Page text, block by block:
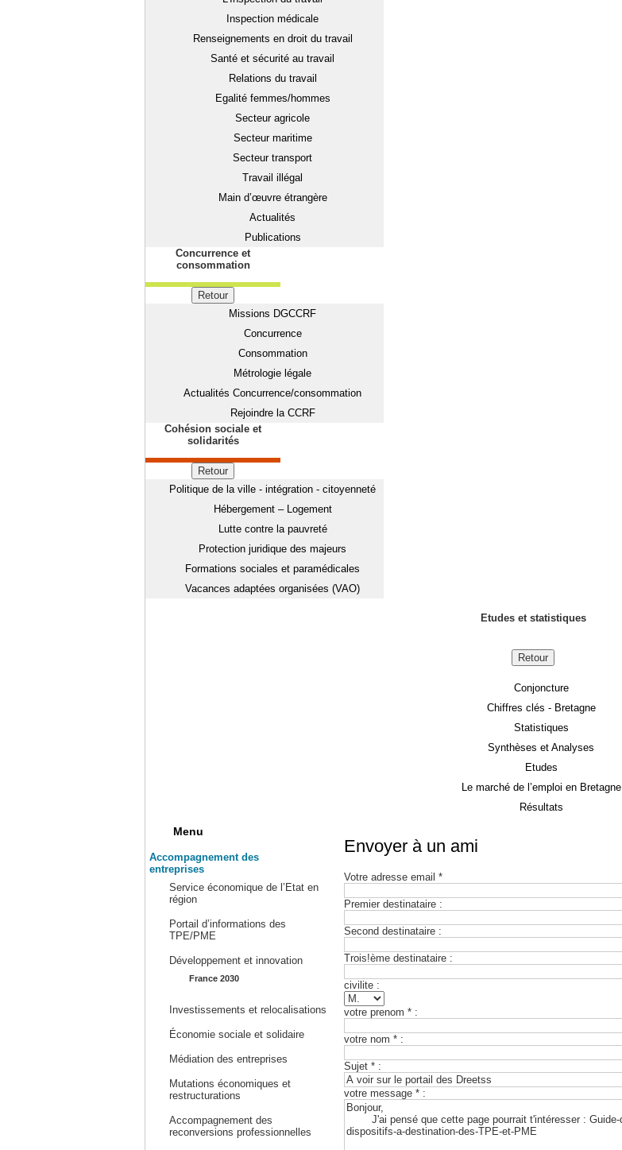
Inspection médicale
Renseignements en droit du travail
Santé et sécurité au travail
Relations du travail
Egalité femmes/hommes
Secteur agricole
Secteur maritime
Secteur transport
Travail illégal
Main d’œuvre étrangère
Actualités
Publications
Concurrence et
consommation
Retour
Missions DGCCRF
Concurrence
Consommation
Métrologie légale
Actualités Concurrence/consommation
Rejoindre la CCRF
Cohésion sociale et
solidarités
Retour
Politique de la ville - intégration - citoyenneté
Hébergement – Logement
Lutte contre la pauvreté
Protection juridique des majeurs
Formations sociales et paramédicales
Vacances adaptées organisées (VAO)
Etudes et statistiques
Retour
Conjoncture
Chiffres clés - Bretagne
Statistiques
Synthèses et Analyses
Etudes
Le marché de l’emploi en Bretagne
Résultats
Menu
Accompagnement des
entreprises
Service économique de l’Etat en
région
Portail d’informations des
TPE/PME
Développement et innovation
France 2030
Investissements et relocalisations
Économie sociale et solidaire
Médiation des entreprises
Mutations économiques et
restructurations
Accompagnement des
reconversions professionnelles
Envoyer à un ami
Votre adresse email *
Premier destinataire :
Second destinataire :
Trois!ème destinataire :
civilite :
votre prenom * :
votre nom * :
Sujet * :
votre message * :